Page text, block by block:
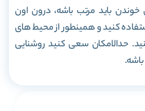
باید مرتب باشه، درون اون
کنید و همینطور از محیط های
حدالامکان سعی کنید روشنایی